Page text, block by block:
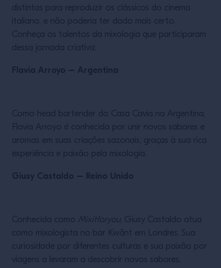
distintas para reproduzir os clássicos do cinema
italiano, e não poderia ter dado mais certo.
Conheça os talentos da mixologia que participaram
dessa jornada criativa:
Flavia Arroyo – Argentina
Como head bartender do Casa Cavia na Argentina,
Flavia Arroyo é conhecida por unir novos sabores e
aromas em suas criações sazonais, graças à sua rica
experiência e paixão pela mixologia.
Giusy Castaldo – Reino Unido
Conhecida como Mixitforyou, Giusy Castaldo atua
como mixologista no bar Kwãnt em Londres. Sua
curiosidade por diferentes culturas e sua paixão por
viagens a levaram a descobrir novos sabores,